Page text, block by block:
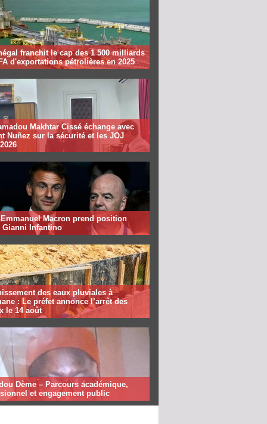
franchit le cap des 1 500 milliards
d'exportations pétrolières en 2025
Makhtar Cissé échange avec
Nuñez sur la sécurité et les JOJ
Emmanuel Macron prend position
Gianni Infantino
des eaux pluviales à
: Le préfet annonce l’arrêt des
le 14 août
Dème – Parcours académique,
et engagement public